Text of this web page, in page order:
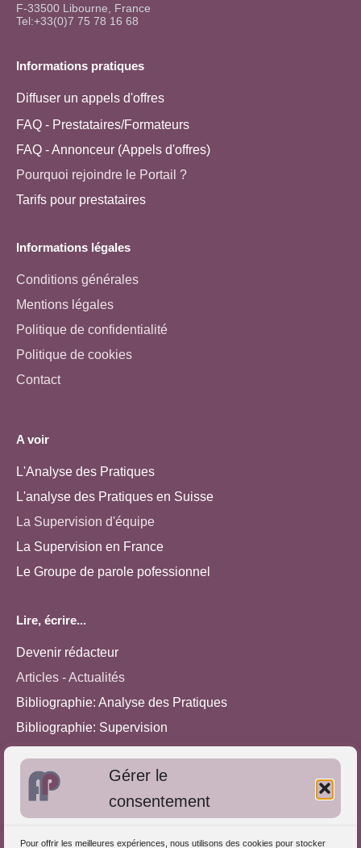
Gérer le
consentement
Pour offrir les meilleures expériences, nous utilisons des cookies pour stocker
F-33500 Libourne, France
Tel:+33(0)7 75 78 16 68
Informations pratiques
Diffuser un appels d'offres
FAQ - Prestataires/Formateurs
FAQ - Annonceur (Appels d'offres)
Pourquoi rejoindre le Portail ?
Tarifs pour prestataires
Informations légales
Conditions générales
Mentions légales
Politique de confidentialité
Politique de cookies
Contact
A voir
L'Analyse des Pratiques
L'analyse des Pratiques en Suisse
La Supervision d'équipe
La Supervision en France
Le Groupe de parole pofessionnel
Lire, écrire...
Devenir rédacteur
Articles - Actualités
Bibliographie: Analyse des Pratiques
Bibliographie: Supervision
Approches de l'Analyse des pratiques